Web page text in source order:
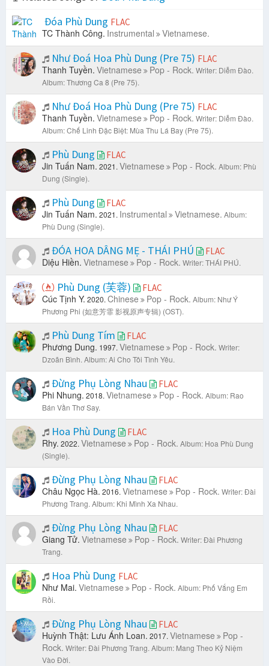
Đóa Phù Dung FLAC
TC Thành Công. Instrumental Vietnamese.
Như Đoá Hoa Phù Dung (Pre 75) FLAC
Thanh Tuyền. Vietnamese Pop - Rock. Writer: Diễm Đào.
Album: Thương Ca 8 (Pre 75).
Như Đoá Hoa Phù Dung (Pre 75) FLAC
Thanh Tuyền. Vietnamese Pop - Rock. Writer: Diễm Đào.
Album: Chế Linh Đặc Biệt: Mùa Thu Lá Bay (Pre 75).
Phù Dung FLAC
Jin Tuấn Nam. 2021. Vietnamese Pop - Rock. Album: Phù
Dung (Single).
Phù Dung FLAC
Jin Tuấn Nam. 2021. Instrumental Vietnamese. Album:
Phù Dung (Single).
ĐÓA HOA DÂNG MẸ - THÁI PHÚ FLAC
Diệu Hiền. Vietnamese Pop - Rock. Writer: THÁI PHÚ.
Phù Dung (芙蓉) FLAC
Cúc Tịnh Y. 2020. Chinese Pop - Rock. Album: Như Ý
Phương Phi (如意芳霏 影视原声专辑) (OST).
Phù Dung Tím FLAC
Phương Dung. 1997. Vietnamese Pop - Rock. Writer:
Dzoãn Bình. Album: Ai Cho Tôi Tình Yêu.
Đừng Phụ Lòng Nhau FLAC
Phi Nhung. 2018. Vietnamese Pop - Rock. Album: Rao
Bán Vần Thơ Say.
Hoa Phù Dung FLAC
Rhy. 2022. Vietnamese Pop - Rock. Album: Hoa Phù Dung
(Single).
Đừng Phụ Lòng Nhau FLAC
Châu Ngọc Hà. 2016. Vietnamese Pop - Rock. Writer: Đài
Phương Trang. Album: Khi Mình Xa Nhau.
Đừng Phụ Lòng Nhau FLAC
Giang Tử. Vietnamese Pop - Rock. Writer: Đài Phương
Trang.
Hoa Phù Dung FLAC
Như Mai. Vietnamese Pop - Rock. Album: Phố Vắng Em
Rồi.
Đừng Phụ Lòng Nhau FLAC
Huỳnh Thật: Lưu Ánh Loan. 2017. Vietnamese
Pop -
Rock. Writer: Đài Phương Trang. Album: Mang Theo Kỷ Niệm
Vào Đời.